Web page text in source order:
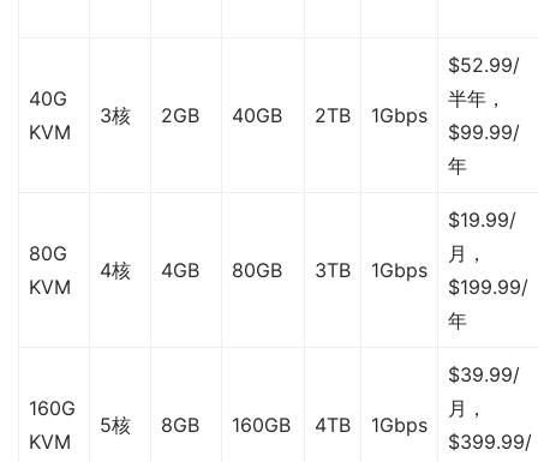
40G
KVM
3核 2GB 40GB 2TB 1Gbps
$52.99/
半年，
$99.99/
年
80G
KVM
4核 4GB 80GB 3TB 1Gbps
$19.99/
月，
$199.99/
年
160G
KVM
5核 8GB 160GB 4TB 1Gbps
$39.99/
月，
$399.99/